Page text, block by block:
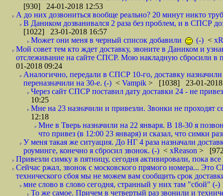
[930] 24-01-2018 12:53
А до них дозвониться вообще реально? 20 минут никто
В Даником дозванивался 2 раза без проблем, и в СПСР
[1022] 23-01-2018 16:57
Может они меня в черный список добавили
(-) <
Мой совет тем кто ждет доставку, звоните в Даником и
отслеживание на сайте СПСР. Мою накладную сбросили
01-2018 09:24
Аналогично, передали в СПСР 10-го, доставку
переназначили на 30-е. (-) < Vampik > [1038] 23-01-2018
Через сайт СПСР поставил дату доставки 24 - не
10:25
Мне на 23 назначили и привезли. Звонки не
12:18
Мне в Тверь назначили на 22 января. В 18-30 я
что привез (в 12:00 23 января) и сказал, что симки
У меня такая же ситуация. До НГ 4 раза назначали
роуминге, конечно я сбросил звонок. (-) < xReason >
Привезли симку в пятницу, сегодня активировали, пока
Сейчас ржал, звонок с московского прямого номера... Это
технического сбоя мы не можем вам сообщить срок
мне слово в слово сегодня, странный у них там "сбой" (-)
То же самое. Причем в четвертый раз звонили и